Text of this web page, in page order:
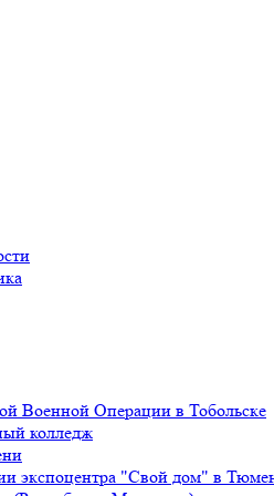
Военной Операции в Тобольске
колледж
экспоцентра "Свой дом" в